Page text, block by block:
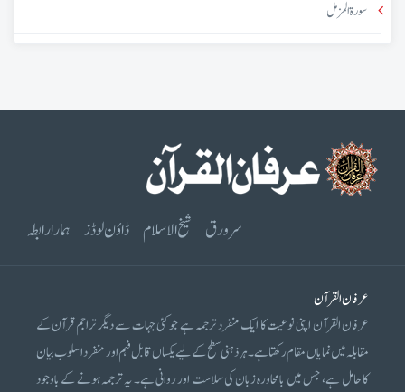
سورۃ المزمل
سرورق شیخ الاسلام ڈاؤن لوڈز ہمارا رابطہ
عرفان القرآن
عرفان القرآن اپنی نوعیت کا ایک منفرد ترجمہ ہے جو کئی جہات سے دیگر تراجم قرآن کے
مقابلہ میں نمایاں مقام رکھتا ہے۔ ہر ذہنی سطح کے لیے یکساں قابل فہم اور منفرد اسلوب بیان
کا حامل ہے، جس میں بامحاورہ زبان کی سلاست اور روانی ہے۔ یہ ترجمہ ہونے کے باوجود